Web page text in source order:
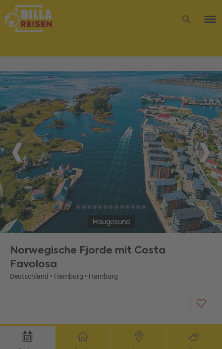
Haugesund
Norwegische Fjorde mit Costa
Favolosa
Deutschland • Hamburg • Hamburg